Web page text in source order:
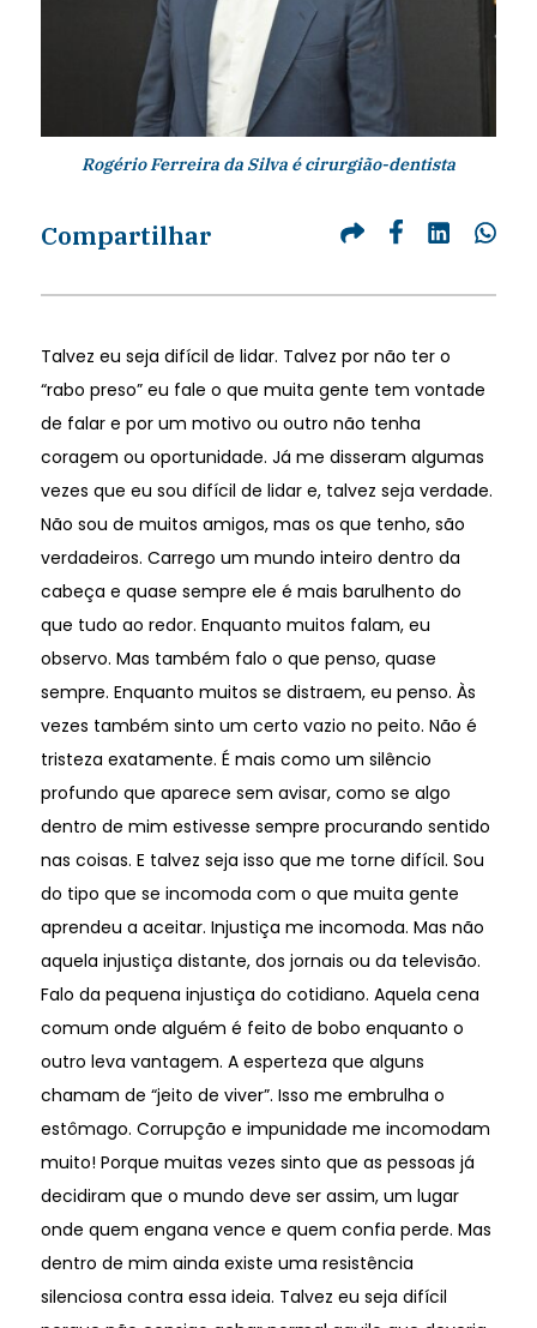
Rogério Ferreira da Silva é cirurgião-dentista
Compartilhar
Talvez eu seja difícil de lidar. Talvez por não ter o
“rabo preso” eu fale o que muita gente tem vontade
de falar e por um motivo ou outro não tenha
coragem ou oportunidade. Já me disseram algumas
vezes que eu sou difícil de lidar e, talvez seja verdade.
Não sou de muitos amigos, mas os que tenho, são
verdadeiros. Carrego um mundo inteiro dentro da
cabeça e quase sempre ele é mais barulhento do
que tudo ao redor. Enquanto muitos falam, eu
observo. Mas também falo o que penso, quase
sempre. Enquanto muitos se distraem, eu penso. Às
vezes também sinto um certo vazio no peito. Não é
tristeza exatamente. É mais como um silêncio
profundo que aparece sem avisar, como se algo
dentro de mim estivesse sempre procurando sentido
nas coisas. E talvez seja isso que me torne difícil. Sou
do tipo que se incomoda com o que muita gente
aprendeu a aceitar. Injustiça me incomoda. Mas não
aquela injustiça distante, dos jornais ou da televisão.
Falo da pequena injustiça do cotidiano. Aquela cena
comum onde alguém é feito de bobo enquanto o
outro leva vantagem. A esperteza que alguns
chamam de “jeito de viver”. Isso me embrulha o
estômago. Corrupção e impunidade me incomodam
muito! Porque muitas vezes sinto que as pessoas já
decidiram que o mundo deve ser assim, um lugar
onde quem engana vence e quem confia perde. Mas
dentro de mim ainda existe uma resistência
silenciosa contra essa ideia. Talvez eu seja difícil